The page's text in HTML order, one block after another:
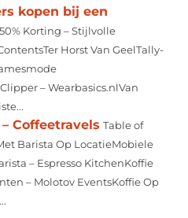
kopen bij een
Korting – Stijlvolle
Horst Van GeelTally-
– Wearbasics.nlVan
Coffeetravels Table of
Barista Op LocatieMobiele
– Espresso KitchenKoffie
– Molotov EventsKoffie Op